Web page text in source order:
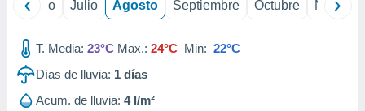
1199
Junio Julio Agosto Septiembre Octubre
T. Media: 23°C Max.: 24°C Min: 22°C
Días de lluvia: 1 días
Acum. de lluvia: 4 l/m²